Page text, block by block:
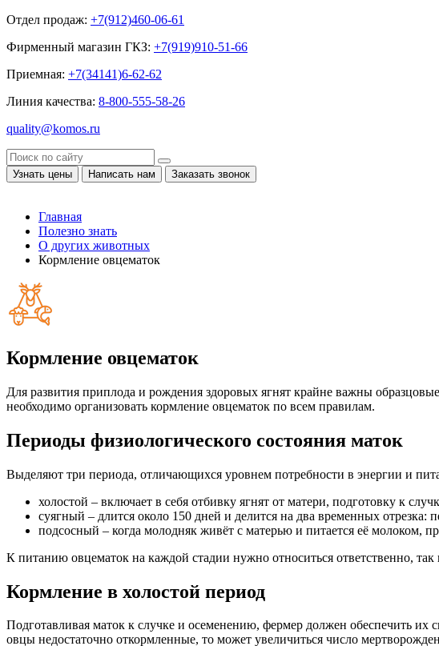
Отдел продаж: +7(912)460-06-61
Фирменный магазин ГКЗ: +7(919)910-51-66
Приемная: +7(34141)6-62-62
Линия качества: 8-800-555-58-26
quality@komos.ru
Узнать цены Написать нам Заказать звонок
Главная
Полезно знать
О других животных
Кормление овцематок
Кормление овцематок
Для развития приплода и рождения здоровых ягнят крайне важны
необходимо организовать кормление овцематок по всем правилам.
Периоды физиологического состояния маток
Выделяют три периода, отличающихся уровнем потребности в энергии и
холостой – включает в себя отбивку ягнят от матери, подготовку к
суягный – длится около 150 дней и делится на два временных отрезка:
подсосный – когда молодняк живёт с матерью и питается её молоком,
К питанию овцематок на каждой стадии нужно относиться ответственно, так
Кормление в холостой период
Подготавливая маток к случке и осеменению, фермер должен обеспечить
овцы недостаточно откормленные, то может увеличиться число